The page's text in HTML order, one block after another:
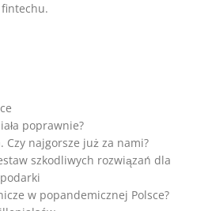
poprawnie?
Czy najgorsze już za nami?
szkodliwych rozwiązań dla
w popandemicznej Polsce?